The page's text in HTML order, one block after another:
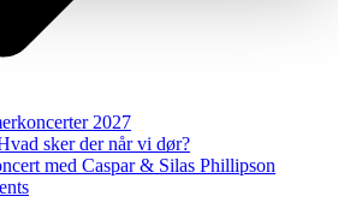
2027
sker der når vi dør?
med Caspar & Silas Phillipson